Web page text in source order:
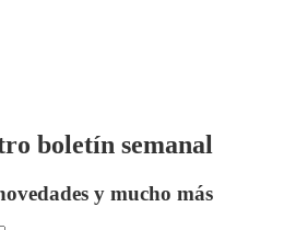
boletín semanal
y mucho más